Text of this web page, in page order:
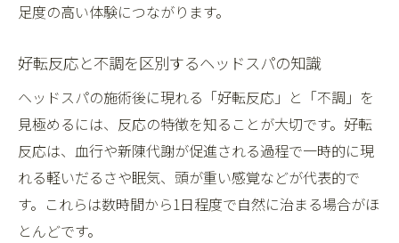
足度の高い体験につながります。
好転反応と不調を区別するヘッドスパの知識
ヘッドスパの施術後に現れる「好転反応」と「不調」を
見極めるには、反応の特徴を知ることが大切です。好転
反応は、血行や新陳代謝が促進される過程で一時的に現
れる軽いだるさや眠気、頭が重い感覚などが代表的で
す。これらは数時間から1日程度で自然に治まる場合がほ
とんどです。